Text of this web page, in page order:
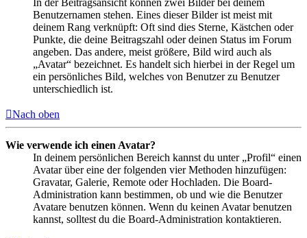
In der Beitragsansicht können zwei Bilder bei deinem
Benutzernamen stehen. Eines dieser Bilder ist meist mit
deinem Rang verknüpft: Oft sind dies Sterne, Kästchen oder
Punkte, die deine Beitragszahl oder deinen Status im Forum
angeben. Das andere, meist größere, Bild wird auch als
„Avatar“ bezeichnet. Es handelt sich hierbei in der Regel um
ein persönliches Bild, welches von Benutzer zu Benutzer
unterschiedlich ist.
Nach oben
Wie verwende ich einen Avatar?
In deinem persönlichen Bereich kannst du unter „Profil“ einen
Avatar über eine der folgenden vier Methoden hinzufügen:
Gravatar, Galerie, Remote oder Hochladen. Die Board-
Administration kann bestimmen, ob und wie die Benutzer
Avatare benutzen können. Wenn du keinen Avatar benutzen
kannst, solltest du die Board-Administration kontaktieren.